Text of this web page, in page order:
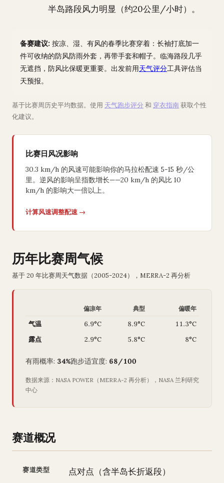
半岛路段风力明显（约20公里/小时）。
备赛建议: 按凉、湿、有风的春季比赛穿着：长袖打底加一
件可收纳的防风防雨外套，再带手套和帽子。临海路段几乎
无遮挡，防风比保暖更重要。出发前用天气评分工具评估当
天预报。
基于比赛周历史平均数据。使用 天气跑步评分 和 穿衣指南获取个性
化建议。
比赛日风况影响
30.3 km/h 的风速可能影响你的马拉松配速 5-15 秒/公
里。逆风的影响呈指数增长——20 km/h 的风比 10
km/h 的影响大一倍以上。
计算风速调整配速 →
历年比赛周气候
基于 20 年比赛周天气数据（2005-2024），MERRA-2 再分析
偏凉年 典型 偏暖年
气温 6.9°C 8.9°C
11.3°C
露点
2.9°C 5.8°C 8°C
有雨概率: 34%跑步适宜度: 68/100
数据来源：NASA POWER（MERRA-2 再分析），NASA 兰利研究
中心
赛道概况
赛道类型 点对点（含半岛长折返段）